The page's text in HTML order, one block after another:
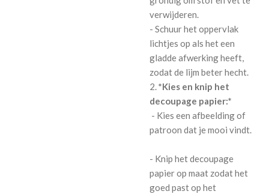
verwijderen.
- Schuur het oppervlak
lichtjes op als het een
gladde afwerking heeft,
zodat de lijm beter hecht.
2.*Kies en knip het
decoupage papier:*
- Kies een afbeelding of
patroon dat je mooi vindt.
- Knip het decoupage
papier op maat zodat het
goed past op het